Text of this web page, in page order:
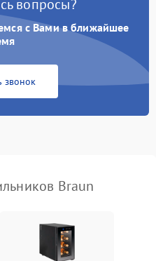
₽ Подробнее →
₽ Подробнее →
вопросы?
с Вами в ближайшее
звонок
Braun